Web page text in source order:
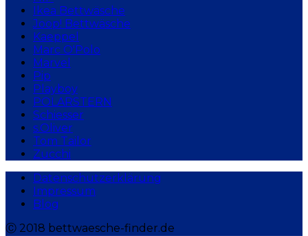
Ikea Bettwäsche
Joop! Bettwäsche
Kaeppel
Marc O'Polo
Marvel
Pip
Playboy
POLARSTERN
Schiesser
s.Oliver
Tom Tailor
Zucchi
Datenschutzerklärung
Impressum
Blog
Ⓒ 2018 bettwaesche-finder.de